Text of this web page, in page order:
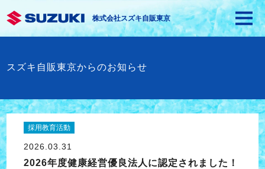
株式会社スズキ自販東京
スズキ自販東京からのお知らせ
採用教育活動
2026.03.31
2026年度健康経営優良法人に認定されました！